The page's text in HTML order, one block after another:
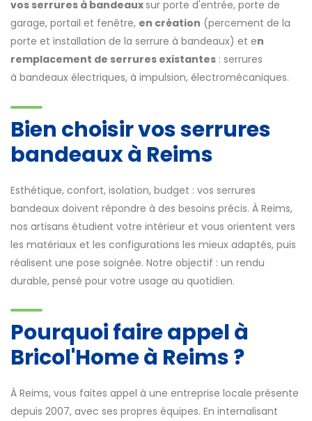
vos serrures à bandeauxsur porte d'entrée, porte de
garage, portail et fenêtre, en création (percement de la
porte et installation de la serrure à bandeaux) et en
remplacement de serrures existantes : serrures
à bandeaux électriques, à impulsion, électromécaniques.
Bien choisir vos serrures
bandeaux à Reims
Esthétique, confort, isolation, budget : vos serrures
bandeaux doivent répondre à des besoins précis. À Reims,
nos artisans étudient votre intérieur et vous orientent vers
les matériaux et les configurations les mieux adaptés, puis
réalisent une pose soignée. Notre objectif : un rendu
durable, pensé pour votre usage au quotidien.
Pourquoi faire appel à
Bricol'Home à Reims ?
À Reims, vous faites appel à une entreprise locale présente
depuis 2007, avec ses propres équipes. En internalisant